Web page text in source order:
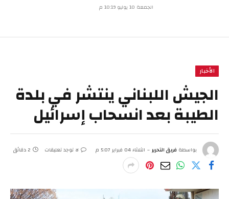
الجمعة 10 يوليو 10:19 م
الأخبار
الجيش اللبناني ينتشر في بلدة
الطيبة بعد انسحاب إسرائيل
بواسطة فريق التحرير الثلاثاء 04 فبراير 5:07 م لا توجد تعليقات 2 دقائق